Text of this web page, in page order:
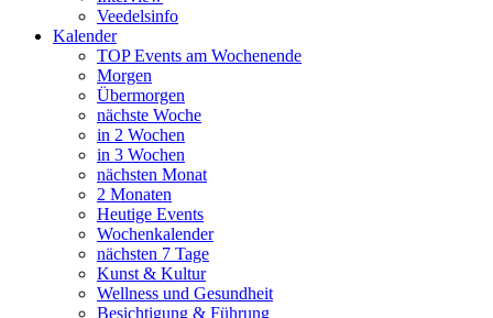
Veedelsinfo
Kalender
TOP Events am Wochenende
Morgen
Übermorgen
nächste Woche
in 2 Wochen
in 3 Wochen
nächsten Monat
2 Monaten
Heutige Events
Wochenkalender
nächsten 7 Tage
Kunst & Kultur
Wellness und Gesundheit
Besichtigung & Führung